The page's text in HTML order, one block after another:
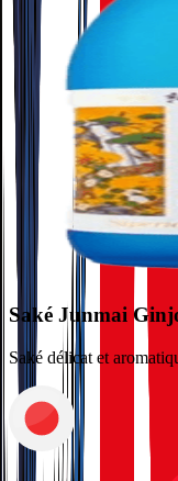
Saké Junmai
Saké délicat et